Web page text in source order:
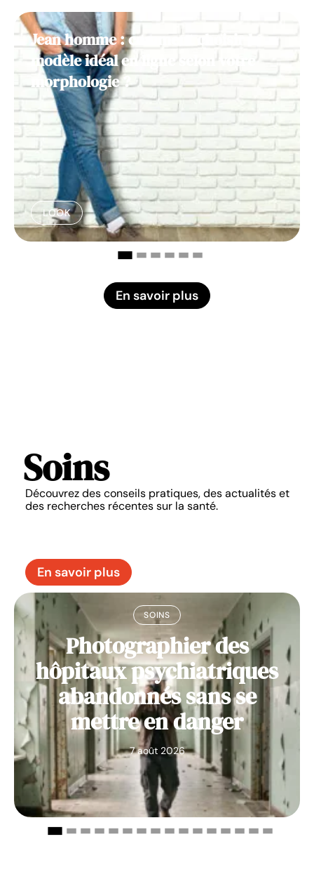
Jean homme : comment choisir le
modèle idéal en ligne selon votre
morphologie ?
LOOK
En savoir plus
SOINS
Photographier des
hôpitaux psychiatriques
abandonnés sans se
mettre en danger
7 août 2026
Soins
Découvrez des conseils pratiques, des actualités et
des recherches récentes sur la santé.
En savoir plus